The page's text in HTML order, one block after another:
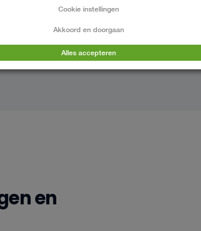
en
Cookie instellingen
Akkoord en doorgaan
Alles accepteren